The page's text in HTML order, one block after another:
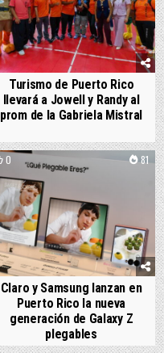
Turismo de Puerto Rico
llevará a Jowell y Randy al
prom de la Gabriela Mistral
0 81
Claro y Samsung lanzan en
Puerto Rico la nueva
generación de Galaxy Z
plegables